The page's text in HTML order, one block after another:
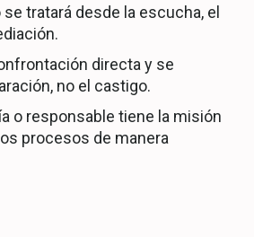
tratará desde la escucha, el
directa y se
no el castigo.
o responsable tiene la misión
procesos de manera